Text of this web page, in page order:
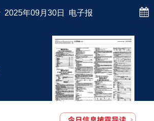
2025年09月30日 电子报